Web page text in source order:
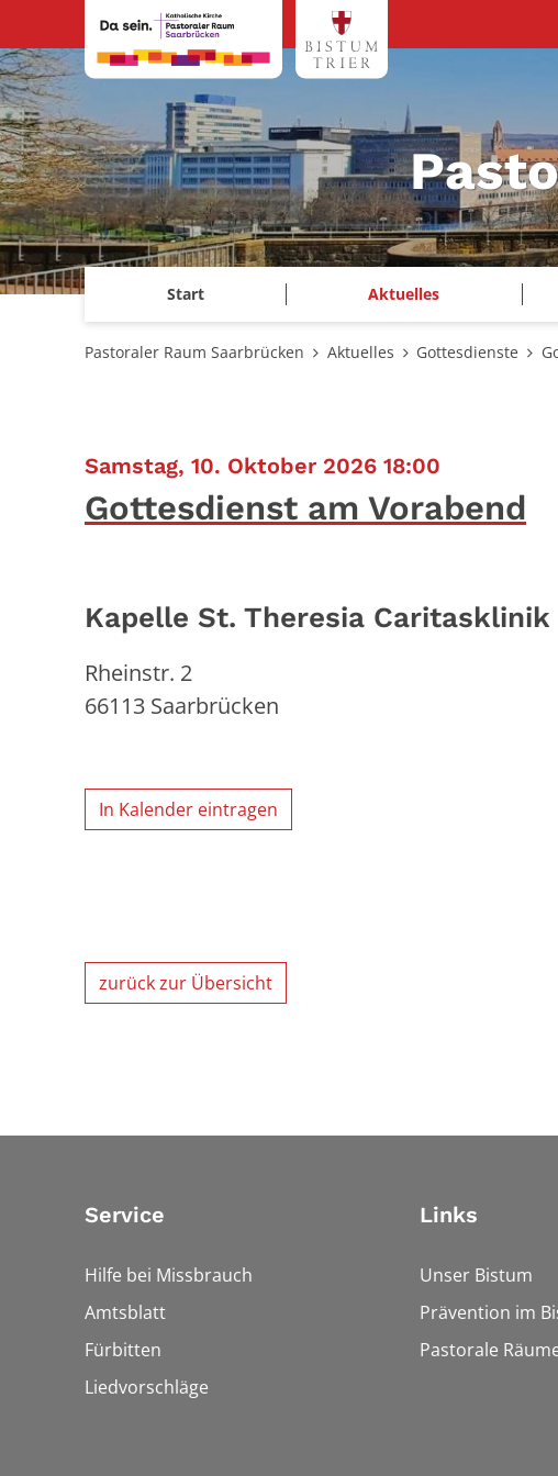
Zum Inhalt springen
Start Aktuelles
Pastoraler Raum Saarbrücken Aktuelles Gottesdienste
Samstag, 10. Oktober 2026 18:00
Gottesdienst am Vorabend
Kapelle St. Theresia Caritasklinik
Rheinstr. 2
66113 Saarbrücken
In Kalender eintragen
zurück zur Übersicht
Service
Hilfe bei Missbrauch
Amtsblatt
Fürbitten
Liedvorschläge
Links
Unser Bistum
Prävention im
Pastorale